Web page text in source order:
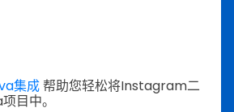
集成帮助您轻松将Instagram二
目中。